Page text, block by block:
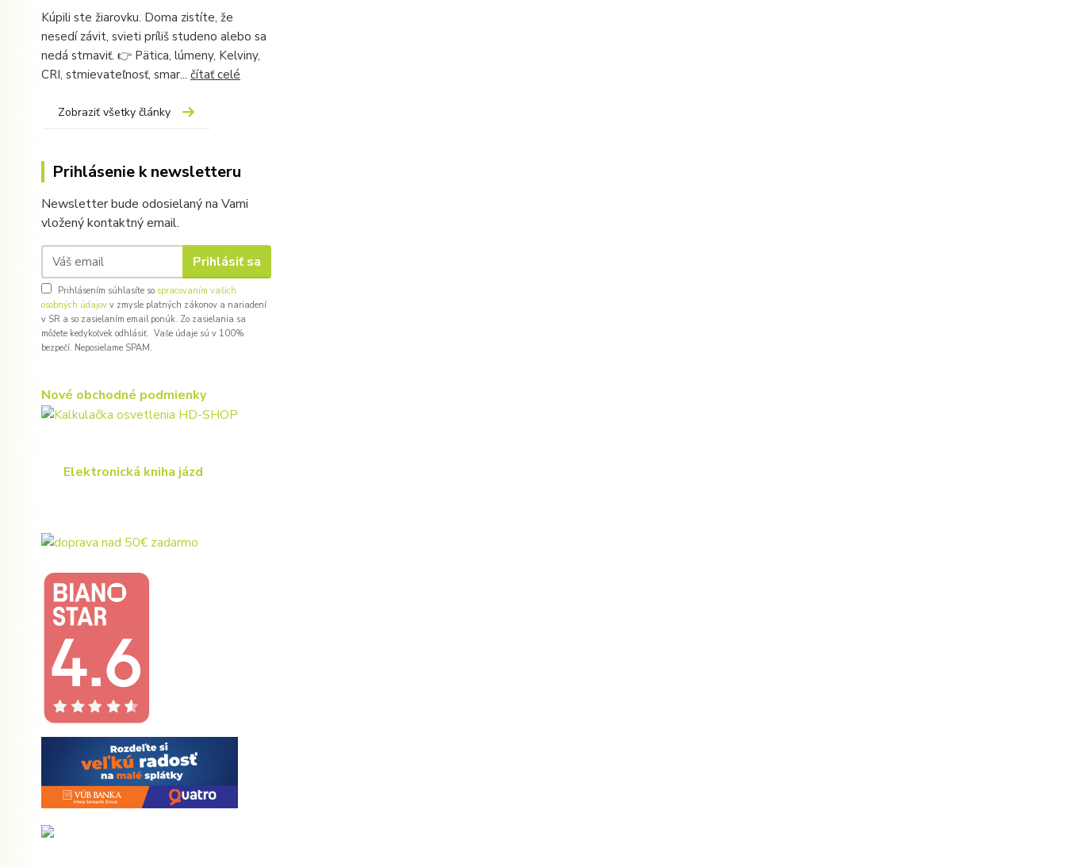
Kúpili ste žiarovku. Doma zistíte, že
nesedí závit, svieti príliš studeno alebo sa
nedá stmaviť. 👉 Pätica, lúmeny, Kelviny,
CRI, stmievateľnosť, smar... čítať celé
Zobraziť všetky články
Prihlásenie k newsletteru
Newsletter bude odosielaný na Vami
vložený kontaktný email.
Prihlásiť sa
Prihlásením súhlasíte so spracovaním vašich
osobných údajov v zmysle platných zákonov a nariadení
v SR a so zasielaním email ponúk. Zo zasielania sa
môžete kedykoľvek odhlásiť. Vaše údaje sú v 100%
bezpečí. Neposielame SPAM.
Nové obchodné podmienky
Elektronická kniha jázd